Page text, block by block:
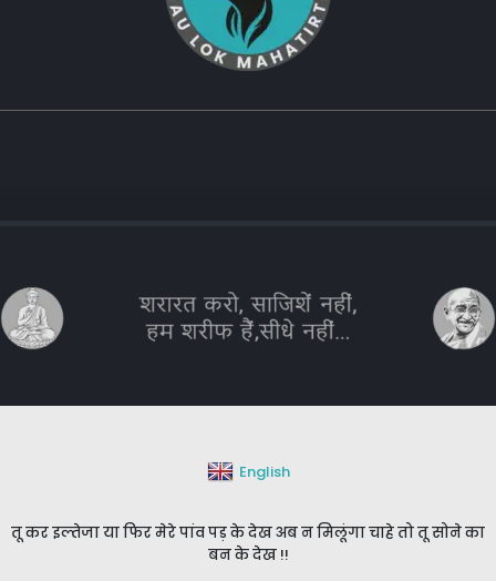
English
तू कर इल्तेजा या फिर मेरे पांव पड़ के देख अब न मिलूंगा चाहे तो तू सोने का
बन के देख !!